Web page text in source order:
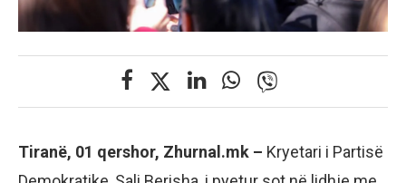
Tiranë, 01 qershor, Zhurnal.mk – Kryetari i Partisë